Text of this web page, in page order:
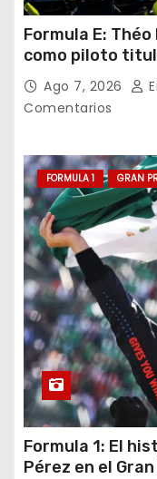
Formula E:
como piloto
Ago 7, 2026
Comentarios
FORMULA 1 GRAN
Formula 1: El
Pérez en el